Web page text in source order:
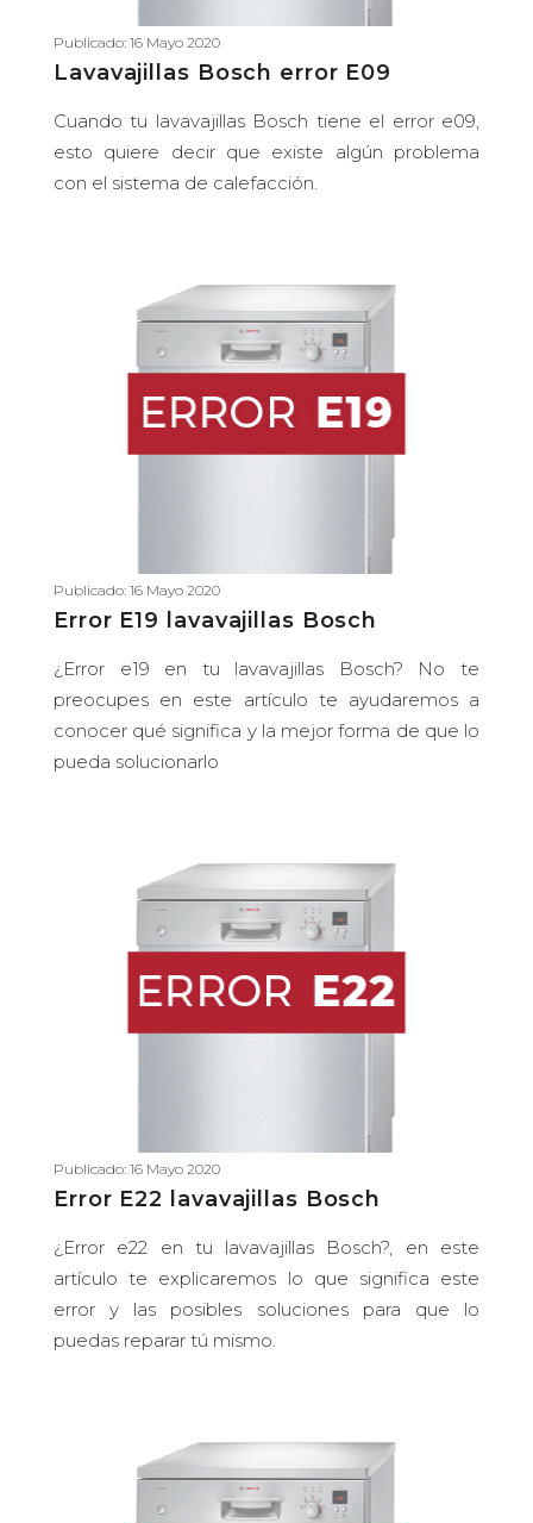
Publicado: 16 Mayo 2020
Lavavajillas Bosch error E09
Cuando tu lavavajillas Bosch tiene el error e09,
esto quiere decir que existe algún problema
con el sistema de calefacción.
Publicado: 16 Mayo 2020
Error E19 lavavajillas Bosch
¿Error e19 en tu lavavajillas Bosch? No te
preocupes en este artículo te ayudaremos a
conocer qué significa y la mejor forma de que lo
pueda solucionarlo
Publicado: 16 Mayo 2020
Error E22 lavavajillas Bosch
¿Error e22 en tu lavavajillas Bosch?, en este
artículo te explicaremos lo que significa este
error y las posibles soluciones para que lo
puedas reparar tú mismo.